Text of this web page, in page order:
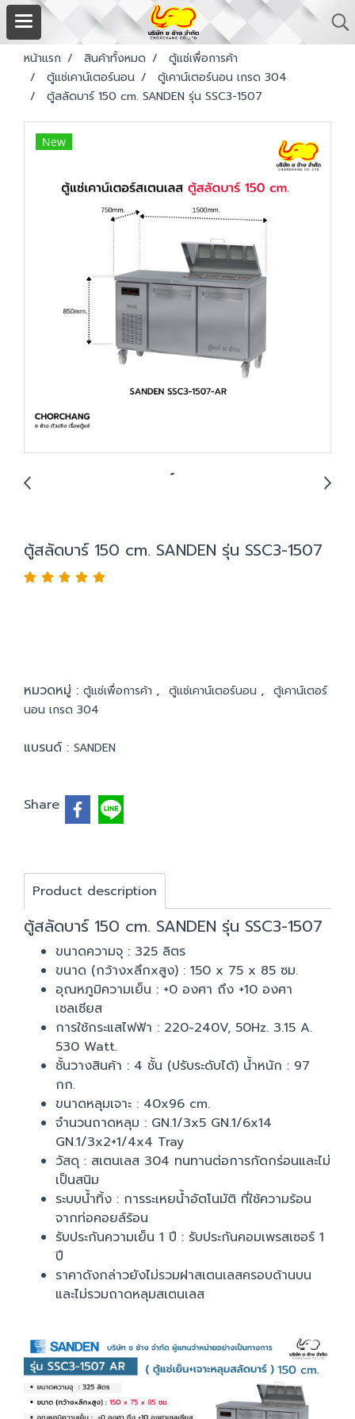
หน้าแรก สินค้าทั้งหมด
ตู้แช่เพื่อการค้า
ตู้แช่เคาน์เตอร์นอน
ตู้เคาน์เตอร์นอน เกรด 304
ตู้สลัดบาร์ 150 cm. SANDEN รุ่น SSC3-1507
New
ตู้สลัดบาร์ 150 cm. SANDEN รุ่น SSC3-1507
หมวดหมู่ : ตู้แช่เพื่อการค้า , ตู้แช่เคาน์เตอร์นอน , ตู้เคาน์เตอร์
นอน เกรด 304
แบรนด์ : SANDEN
Share
Product description
ตู้สลัดบาร์ 150 cm. SANDEN รุ่น SSC3-1507
ขนาดความจุ : 325 ลิตร
ขนาด (กว้างxลึกxสูง) : 150 x 75 x 85 ซม.
อุณหภูมิความเย็น : +0 องศา ถึง +10 องศา
เซลเซียส
การใช้กระแสไฟฟ้า : 220-240V, 50Hz. 3.15 A.
530 Watt.
ชั้นวางสินค้า : 4 ชั้น (ปรับระดับได้) น้ำหนัก : 97
กก.
ขนาดหลุมเจาะ : 40x96 cm.
จำนวนถาดหลุม : GN.1/3x5 GN.1/6x14
GN.1/3x2+1/4x4 Tray
วัสดุ : สเตนเลส 304 ทนทานต่อการกัดกร่อนและไม่
เป็นสนิม
ระบบน้ำทิ้ง : การระเหยน้ำอัตโนมัติ ที่ใช้ความร้อน
จากท่อคอยล์ร้อน
รับประกันความเย็น 1 ปี : รับประกันคอมเพรสเซอร์ 1
ปี
ราคาดังกล่าวยังไม่รวมฝาสเตนเลสครอบด้านบน
และไม่รวมถาดหลุมสเตนเลส